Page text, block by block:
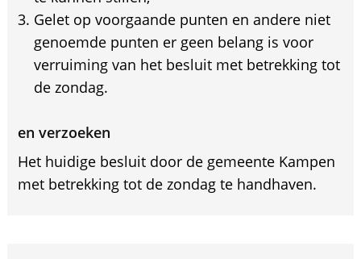
Gelet op voorgaande punten en andere niet
genoemde punten er geen belang is voor
verruiming van het besluit met betrekking tot
de zondag.
en verzoeken
Het huidige besluit door de gemeente Kampen
met betrekking tot de zondag te handhaven.